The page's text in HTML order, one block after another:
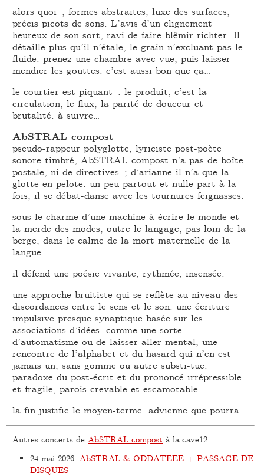
alors quoi ; formes abstraites, luxe des surfaces,
précis picots de sons. L’avis d’un clignement
heureux de son sort, ravi de faire blêmir richter. Il
détaille plus qu’il n’étale, le grain n’excluant pas le
fluide. prenez une chambre avec vue, puis laisser
mendier les gouttes. c’est aussi bon que ça…
le courtier est piquant : le produit, c’est la
circulation, le flux, la parité de douceur et
brutalité. à suivre…
AbSTRAL compost
pseudo-rappeur polyglotte, lyriciste post-poète
sonore timbré, AbSTRAL compost n’a pas de boîte
postale, ni de directives ; d’arianne il n’a que la
glotte en pelote. un peu partout et nulle part à la
fois, il se débat-danse avec les tournures feignasses.
sous le charme d’une machine à écrire le monde et
la merde des modes, outre le langage, pas loin de la
berge, dans le calme de la mort maternelle de la
langue.
il défend une poésie vivante, rythmée, insensée.
une approche bruitiste qui se reflète au niveau des
discordances entre le sens et le son. une écriture
impulsive presque synaptique basée sur les
associations d’idées. comme une sorte
d’automatisme ou de laisser-aller mental, une
rencontre de l’alphabet et du hasard qui n’en est
jamais un, sans gomme ou autre substi-tue.
paradoxe du post-écrit et du prononcé irrépressible
et fragile, parois crevable et escamotable.
la fin justifie le moyen-terme…advienne que pourra.
Autres concerts deAbSTRAL compost à la cave12:
24 mai 2026: AbSTRAL & ODDATEEE + PASSAGE DE
DISQUES